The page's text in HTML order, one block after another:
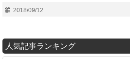
2018/09/12
人気記事ランキング